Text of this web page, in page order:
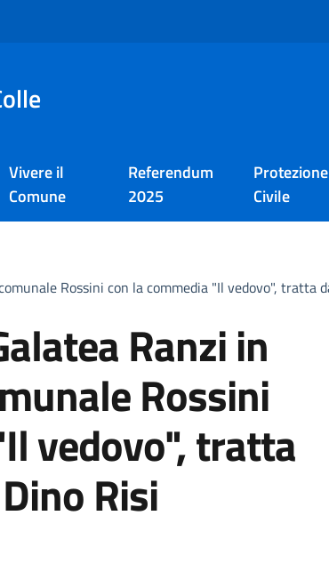
Vivere il
Comune
Referendum
2025
Protezione
Civile
Rossini con la commedia "Il vedovo", tratta
Ranzi in
Rossini
vedovo", tratta
Risi